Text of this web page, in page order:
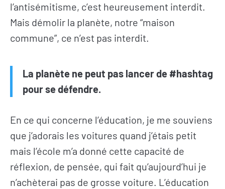
l’antisémitisme, c’est heureusement interdit.
Mais démolir la planète, notre “maison
commune”, ce n’est pas interdit.
La planète ne peut pas lancer de #hashtag
pour se défendre.
En ce qui concerne l’éducation, je me souviens
que j’adorais les voitures quand j’étais petit
mais l’école m’a donné cette capacité de
réflexion, de pensée, qui fait qu’aujourd’hui je
n’achèterai pas de grosse voiture. L’éducation